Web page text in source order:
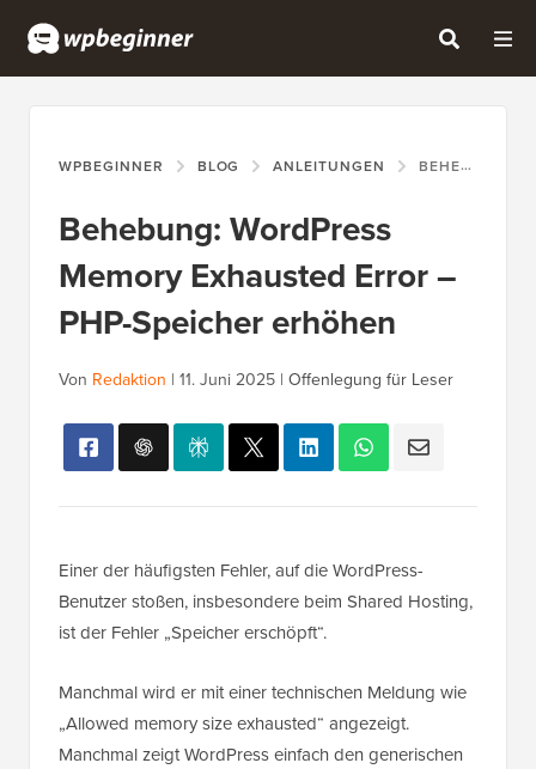
WPBEGINNER BLOG ANLEITUNGEN BEHEBUNG: WORDPRESS MEMORY EXHAUSTED ERROR – PHP-SPEICHER ERHÖHEN
Behebung: WordPress
Memory Exhausted Error –
PHP-Speicher erhöhen
Von Redaktion | 11. Juni 2025 | Offenlegung für Leser
Einer der häufigsten Fehler, auf die WordPress-
Benutzer stoßen, insbesondere beim Shared Hosting,
ist der Fehler „Speicher erschöpft“.
Manchmal wird er mit einer technischen Meldung wie
„Allowed memory size exhausted“ angezeigt.
Manchmal zeigt WordPress einfach den generischen